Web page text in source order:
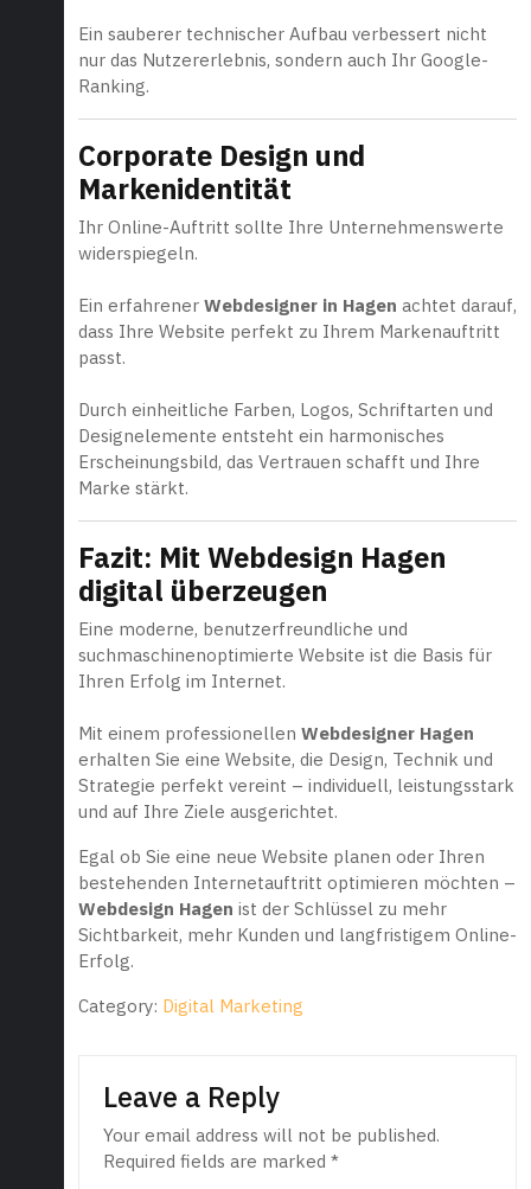
Ein sauberer technischer Aufbau verbessert nicht
nur das Nutzererlebnis, sondern auch Ihr Google-
Ranking.
Corporate Design und
Markenidentität
Ihr Online-Auftritt sollte Ihre Unternehmenswerte
widerspiegeln.
Ein erfahrener Webdesigner in Hagen achtet darauf,
dass Ihre Website perfekt zu Ihrem Markenauftritt
passt.
Durch einheitliche Farben, Logos, Schriftarten und
Designelemente entsteht ein harmonisches
Erscheinungsbild, das Vertrauen schafft und Ihre
Marke stärkt.
Fazit: Mit Webdesign Hagen
digital überzeugen
Eine moderne, benutzerfreundliche und
suchmaschinenoptimierte Website ist die Basis für
Ihren Erfolg im Internet.
Mit einem professionellen Webdesigner Hagen
erhalten Sie eine Website, die Design, Technik und
Strategie perfekt vereint – individuell, leistungsstark
und auf Ihre Ziele ausgerichtet.
Egal ob Sie eine neue Website planen oder Ihren
bestehenden Internetauftritt optimieren möchten –
Webdesign Hagen ist der Schlüssel zu mehr
Sichtbarkeit, mehr Kunden und langfristigem Online-
Erfolg.
Category: Digital Marketing
Leave a Reply
Your email address will not be published.
Required fields are marked *